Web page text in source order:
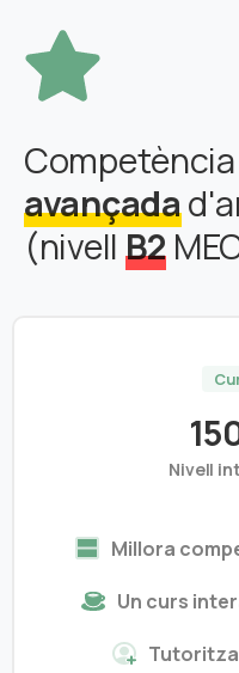
Competència
avançada
(nivell B2
Nivell
Millora
Un curs